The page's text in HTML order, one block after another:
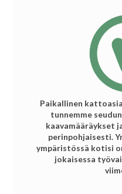
Paikallinen
tunnemme
kaavamääräykset
perinpohjaisesti.
ympäristössä kotisi
jokaisessa